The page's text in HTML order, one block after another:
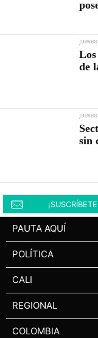
de
sin
PAUTA AQUÍ
POLÍTICA
CALI
REGIONAL
COLOMBIA